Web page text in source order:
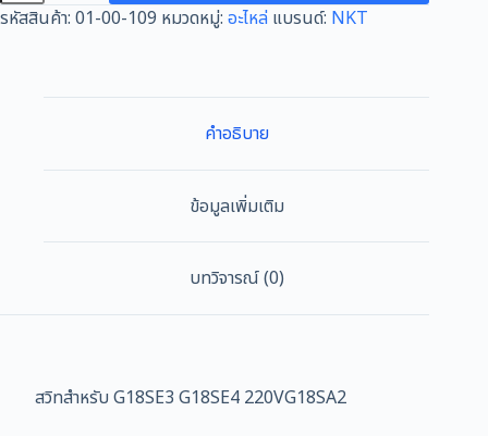
วิทซ์
G18SE4
รหัสสินค้า: 01-00-109 หมวดหมู่: อะไหล่ แบรนด์: NKT
คำอธิบาย
ข้อมูลเพิ่มเติม
บทวิจารณ์ (0)
สวิทสำหรับ G18SE3 G18SE4 220VG18SA2